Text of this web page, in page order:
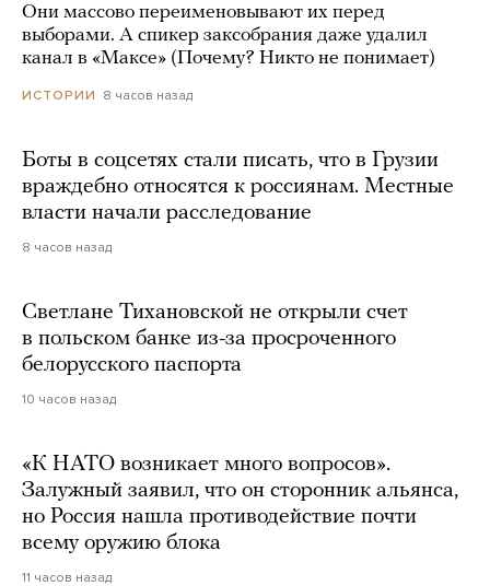
Они массово переименовывают их перед
выборами. А спикер заксобрания даже удалил
канал в «Максе» (Почему? Никто не понимает)
ИСТОРИИ 8 часов назад
Боты в соцсетях стали писать, что в Грузии
враждебно относятся к россиянам. Местные
власти начали расследование
8 часов назад
Светлане Тихановской не открыли счет
в польском банке из-за просроченного
белорусского паспорта
10 часов назад
«К НАТО возникает много вопросов».
Залужный заявил, что он сторонник альянса,
но Россия нашла противодействие почти
всему оружию блока
11 часов назад